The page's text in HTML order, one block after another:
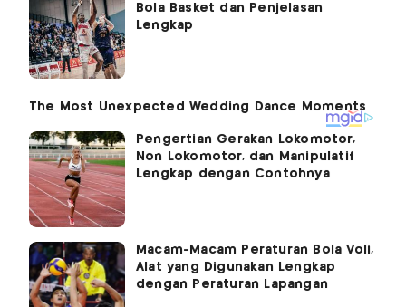
Bola Basket dan Penjelasan
Lengkap
Pengertian Gerakan Lokomotor,
Non Lokomotor, dan Manipulatif
Lengkap dengan Contohnya
Macam-Macam Peraturan Bola Voli,
Alat yang Digunakan Lengkap
dengan Peraturan Lapangan